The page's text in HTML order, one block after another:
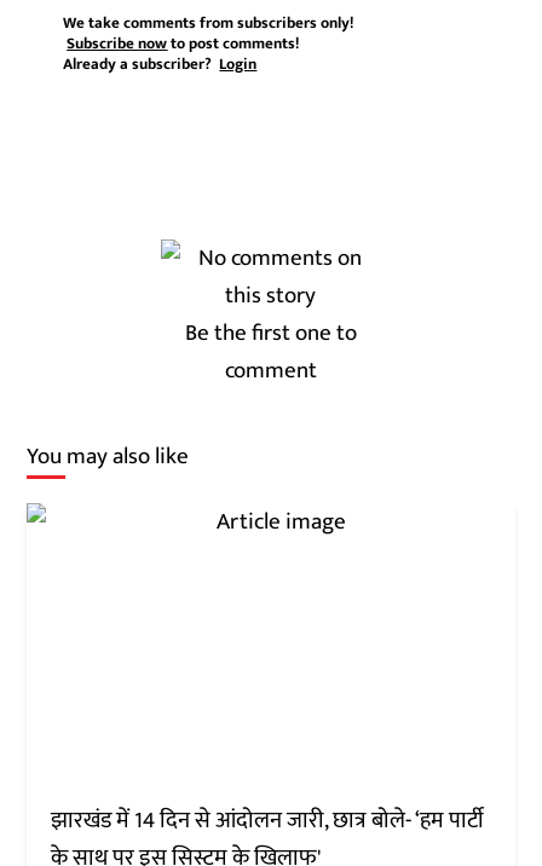
We take comments from subscribers only!
Subscribe nowto post comments!
Already a subscriber?Login
Be the first one to
comment
You may also like
झारखंड में 14 दिन से आंदोलन जारी, छात्र बोले- ‘हम पार्टी
के साथ पर इस सिस्टम के खिलाफ'